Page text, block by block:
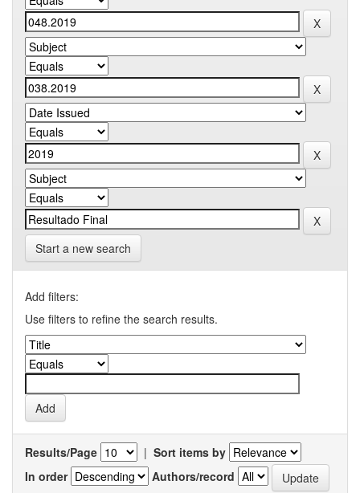
Start a new search
Add filters:
Use filters to refine the search results.
Results/Page | Sort items by
In order
Authors/record